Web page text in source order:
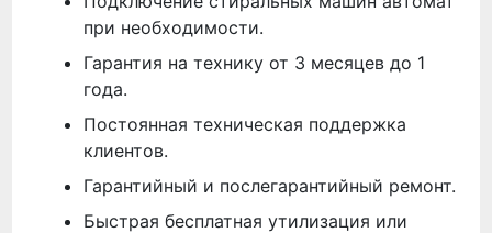
при необходимости.
Гарантия на технику от 3 месяцев до 1
года.
Постоянная техническая поддержка
клиентов.
Гарантийный и послегарантийный ремонт.
Быстрая бесплатная утилизация или